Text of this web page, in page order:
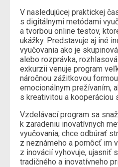
V nasledujúcej praktickej
s digitálnymi metódami
a tvorbou online testov,
ukážky. Predstavuje aj iné
vyučovania ako je
alebo rozprávka,
exkurzii venuje program
náročnou zážitkovou
emocionálnym prežívaním,
s kreativitou a kooperáciou
Vzdelávací program sa
k zaradeniu inovatívnych
vyučovania, chce odbúrať
z neznámeho a pomôcť im
z inovácií vyhovuje, ujasniť
tradičného a inovatívneho